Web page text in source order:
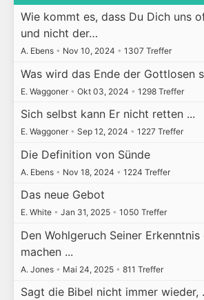
Wie kommt es, dass Du Dich uns
und nicht der…
A. Ebens • Nov 10, 2024 • 1307 Treffer
Was wird das Ende der Gottlosen
E. Waggoner • Okt 03, 2024 • 1298 Treffer
Sich selbst kann Er nicht retten ...
E. Waggoner • Sep 12, 2024 • 1227 Treffer
Die Definition von Sünde
A. Ebens • Nov 18, 2024 • 1224 Treffer
Das neue Gebot
E. White • Jan 31, 2025 • 1050 Treffer
Den Wohlgeruch Seiner
machen ...
A. Jones • Mai 24, 2025 • 811 Treffer
Sagt die Bibel nicht immer wieder,